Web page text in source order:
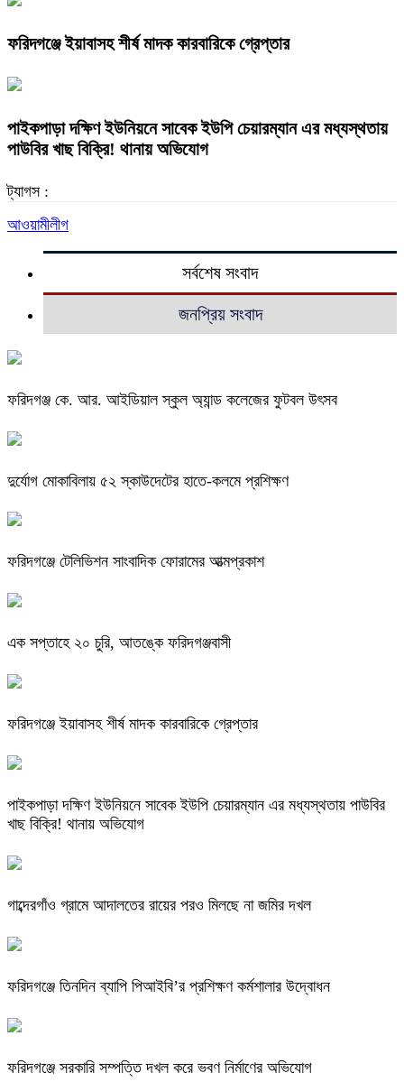
ফরিদগঞ্জে ইয়াবাসহ শীর্ষ মাদক কারবারিকে গ্রেপ্তার
পাইকপাড়া দক্ষিণ ইউনিয়নে সাবেক ইউপি চেয়ারম্যান এর মধ্যস্থতায়
পাউবির খাছ বিক্রি! থানায় অভিযোগ
ট্যাগস :
আওয়ামীলীগ
সর্বশেষ সংবাদ
জনপ্রিয় সংবাদ
ফরিদগঞ্জ কে. আর. আইডিয়াল স্কুল অ্যান্ড কলেজের ফুটবল উৎসব
দুর্যোগ মোকাবিলায় ৫২ স্কাউদেটের হাতে-কলমে প্রশিক্ষণ
ফরিদগঞ্জে টেলিভিশন সাংবাদিক ফোরামের আত্মপ্রকাশ
এক সপ্তাহে ২০ চুরি, আতঙ্কে ফরিদগঞ্জবাসী
ফরিদগঞ্জে ইয়াবাসহ শীর্ষ মাদক কারবারিকে গ্রেপ্তার
পাইকপাড়া দক্ষিণ ইউনিয়নে সাবেক ইউপি চেয়ারম্যান এর মধ্যস্থতায় পাউবির
খাছ বিক্রি! থানায় অভিযোগ
গাব্দেরগাঁও গ্রামে আদালতের রায়ের পরও মিলছে না জমির দখল
ফরিদগঞ্জে তিনদিন ব্যাপি পিআইবি’র প্রশিক্ষণ কর্মশালার উদ্বোধন
ফরিদগঞ্জে সরকারি সম্পত্তি দখল করে ভবণ নির্মাণের অভিযোগ